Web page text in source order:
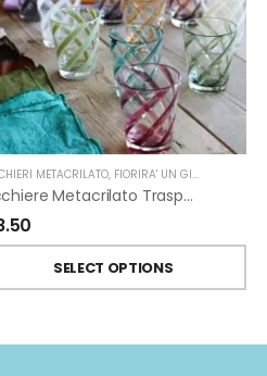
METACRILATO, FIORIRA' UN GIARDINO
Bicchiere Metacrilato Trasparente Spirale Colorata Di Fiorirà Un Giardino
SELECT OPTIONS